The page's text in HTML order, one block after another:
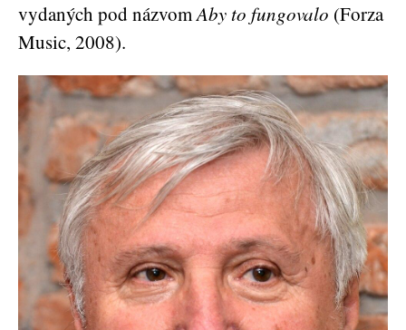
vydaných pod názvomAby to fungovalo (Forza
Music, 2008).